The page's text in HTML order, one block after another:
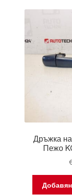
Дръжка
Пежо